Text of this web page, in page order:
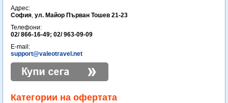
Адрес:
София, ул. Майор Първан Тошев 21-23
Телефони:
02/ 866-16-49; 02/ 963-09-09
E-mail:
support@valeotravel.net
Категории на офертата